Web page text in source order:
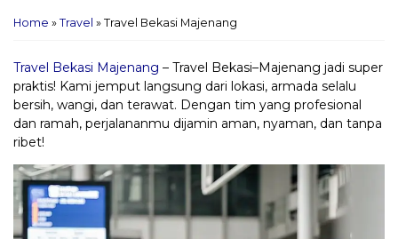
Home » Travel » Travel Bekasi Majenang
Travel Bekasi Majenang – Travel Bekasi–Majenang jadi super
praktis! Kami jemput langsung dari lokasi, armada selalu
bersih, wangi, dan terawat. Dengan tim yang profesional
dan ramah, perjalananmu dijamin aman, nyaman, dan tanpa
ribet!